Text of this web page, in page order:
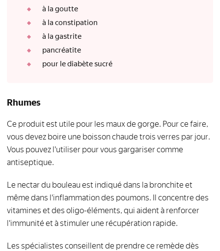
à la goutte
à la constipation
à la gastrite
pancréatite
pour le diabète sucré
Rhumes
Ce produit est utile pour les maux de gorge. Pour ce faire,
vous devez boire une boisson chaude trois verres par jour.
Vous pouvez l'utiliser pour vous gargariser comme
antiseptique.
Le nectar du bouleau est indiqué dans la bronchite et
même dans l'inflammation des poumons. Il concentre des
vitamines et des oligo-éléments, qui aident à renforcer
l'immunité et à stimuler une récupération rapide.
Les spécialistes conseillent de prendre ce remède dès